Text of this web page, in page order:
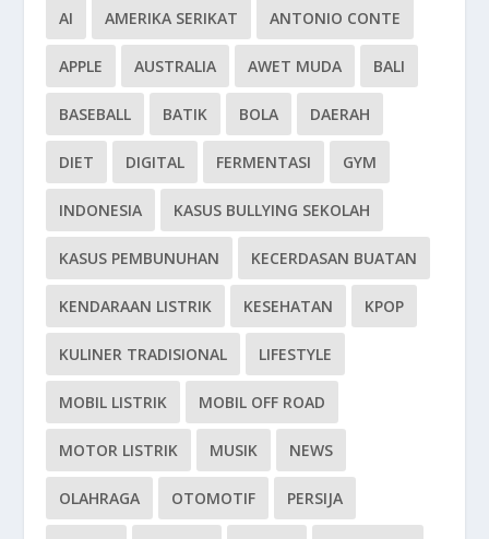
AI AMERIKA SERIKAT ANTONIO CONTE
APPLE AUSTRALIA AWET MUDA BALI
BASEBALL BATIK BOLA DAERAH
DIET DIGITAL FERMENTASI GYM
INDONESIA KASUS BULLYING SEKOLAH
KASUS PEMBUNUHAN KECERDASAN BUATAN
KENDARAAN LISTRIK KESEHATAN KPOP
KULINER TRADISIONAL LIFESTYLE
MOBIL LISTRIK MOBIL OFF ROAD
MOTOR LISTRIK MUSIK NEWS
OLAHRAGA OTOMOTIF PERSIJA